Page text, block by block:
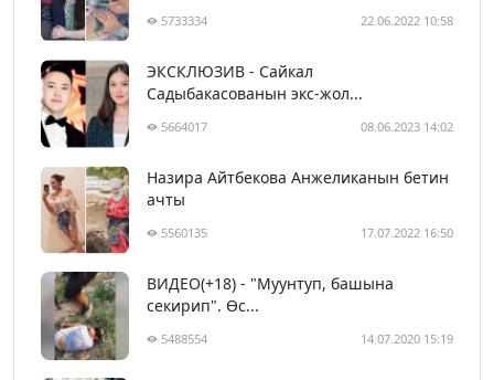
5733334 22.06.2022 10:58
ЭКСКЛЮЗИВ - Сайкал
Садыбакасованын экс-жол...
5664017 08.06.2023 14:02
Назира Айтбекова Анжеликанын бетин
ачты
5560135 17.07.2022 16:50
ВИДЕО(+18) - "Муунтуп, башына
секирип". Өс...
5488554 14.07.2020 15:19